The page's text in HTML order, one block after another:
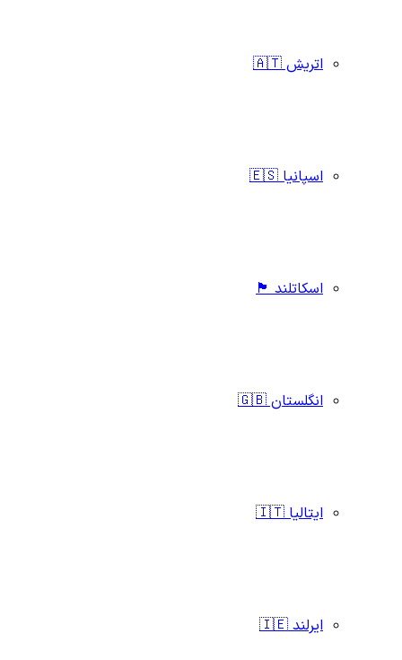
اتریش 🇦🇹
اسپانیا 🇪🇸
اسکاتلند 🏴󠁧󠁢󠁳󠁣󠁴󠁿
انگلستان 🇬🇧
ایتالیا 🇮🇹
ایرلند 🇮🇪